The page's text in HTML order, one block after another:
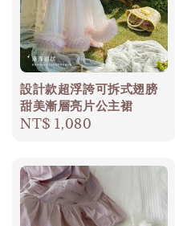
設計款超浮誇可拆式翅膀
甜美漸層亮片公主裙
Regular
NT$ 1,080